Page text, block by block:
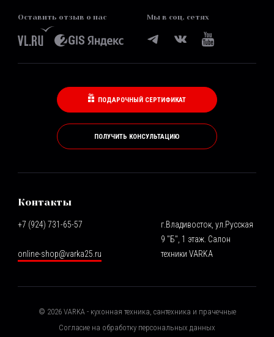
Оставить отзыв о нас Мы в соц. сетях
ПОДАРОЧНЫЙ СЕРТИФИКАТ
ПОЛУЧИТЬ КОНСУЛЬТАЦИЮ
Контакты
+7 (924) 731-65-57
online-shop@varka25.ru
г.Владивосток, ул.Русская
9 "Б", 1 этаж. Салон
техники VARKA
© 2026VARKA - кухонная техника, сантехника и прачечные
Согласие на обработку персональных данных